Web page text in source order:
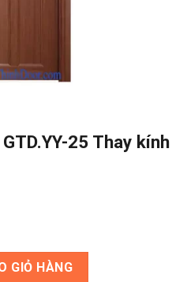
25 Thay kính
Thay kính và lá sách số lượng
GIỎ HÀNG